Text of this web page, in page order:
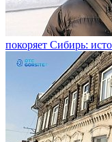
покоряет Сибирь: